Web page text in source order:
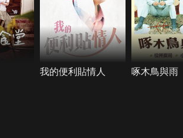
我的便利貼情人 啄木鳥與雨